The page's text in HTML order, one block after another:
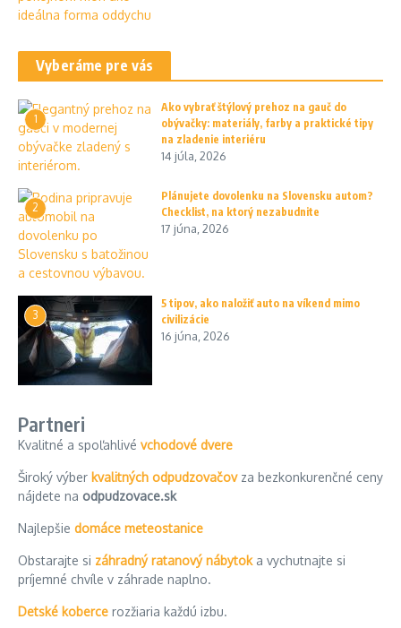
Vyberáme pre vás
1
Ako vybrať štýlový prehoz na gauč do
obývačky: materiály, farby a praktické tipy
na zladenie interiéru
14 júla, 2026
2
Plánujete dovolenku na Slovensku autom?
Checklist, na ktorý nezabudnite
17 júna, 2026
3
5 tipov, ako naložiť auto na víkend mimo
civilizácie
16 júna, 2026
Partneri
Kvalitné a spoľahlivé vchodové dvere
Široký výber kvalitných odpudzovačovza bezkonkurenčné ceny
nájdete na odpudzovace.sk
Najlepšie domáce meteostanice
Obstarajte si záhradný ratanový nábytoka vychutnajte si
príjemné chvíle v záhrade naplno.
Detské koberce rozžiaria každú izbu.